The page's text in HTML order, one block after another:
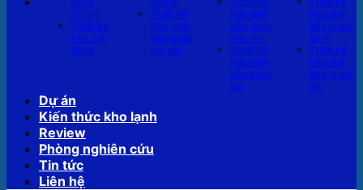
0911.88.21.88
nghiệp
Thiết kế
kho cấp
đông
Thiết kế
kho lạnh
bảo quản
hải sản
kho lạnh
bảo quản
vắc xin
Thiết kế
kho lạnh
bảo quản
bia
kho lạnh
bảo quản
bánh
Thiết kế
kho lạnh
bảo quản
thịt
Dự án
Kiến thức kho lạnh
Review
Phòng nghiên cứu
Tin tức
Liên hệ